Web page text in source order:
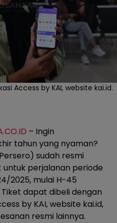
Access by KAI, website kai.id.
– Ingin
tahun yang nyaman?
sudah resmi
untuk perjalanan periode
2025, mulai H-45
dapat dibeli dengan
by KAI, website kai.id,
resmi lainnya.